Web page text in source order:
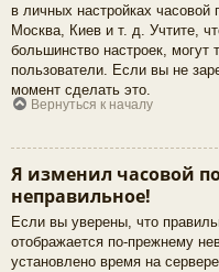
в личных настройках часовой
Москва, Киев и т. д. Учтите,
большинство настроек, могут
пользователи. Если вы не
момент сделать это.
Вернуться к началу
Я изменил часовой
неправильное!
Если вы уверены, что
отображается по-прежнему
установлено время на